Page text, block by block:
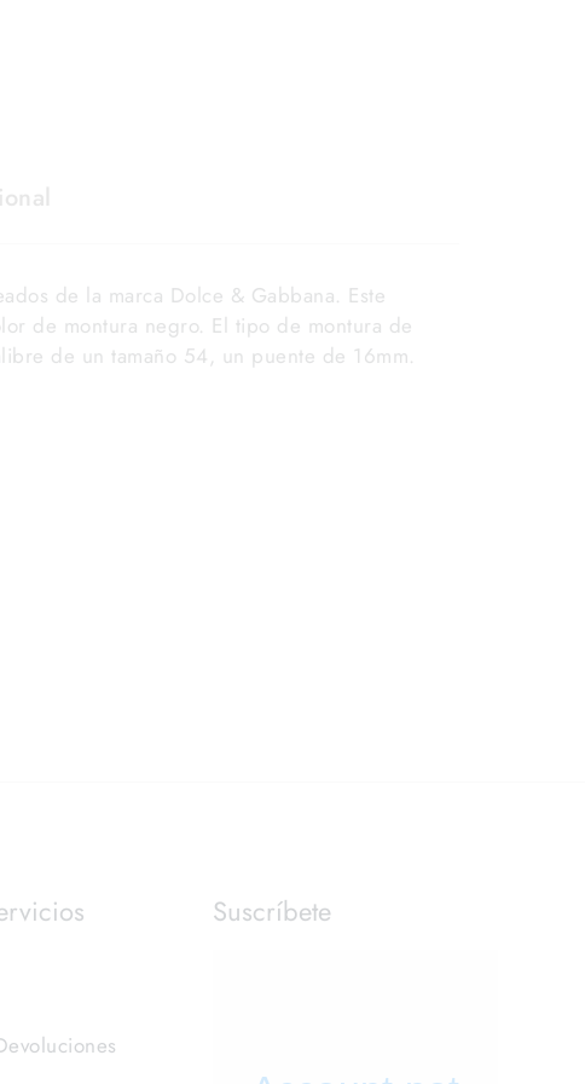
de la marca Dolce & Gabbana. Este
de montura negro. El tipo de montura de
de un tamaño 54, un puente de 16mm.
Suscríbete